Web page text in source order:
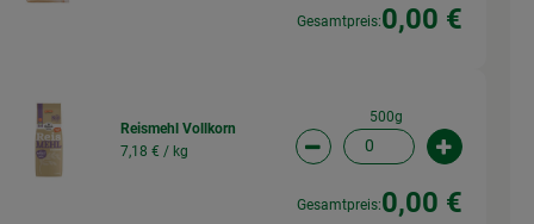
Gesamtpreis:0,00 €
ändern
Reismehl Vollkorn
7,18 € / kg
500g
Artikelanzahl verringern
Gesamtpreis:0,00 €